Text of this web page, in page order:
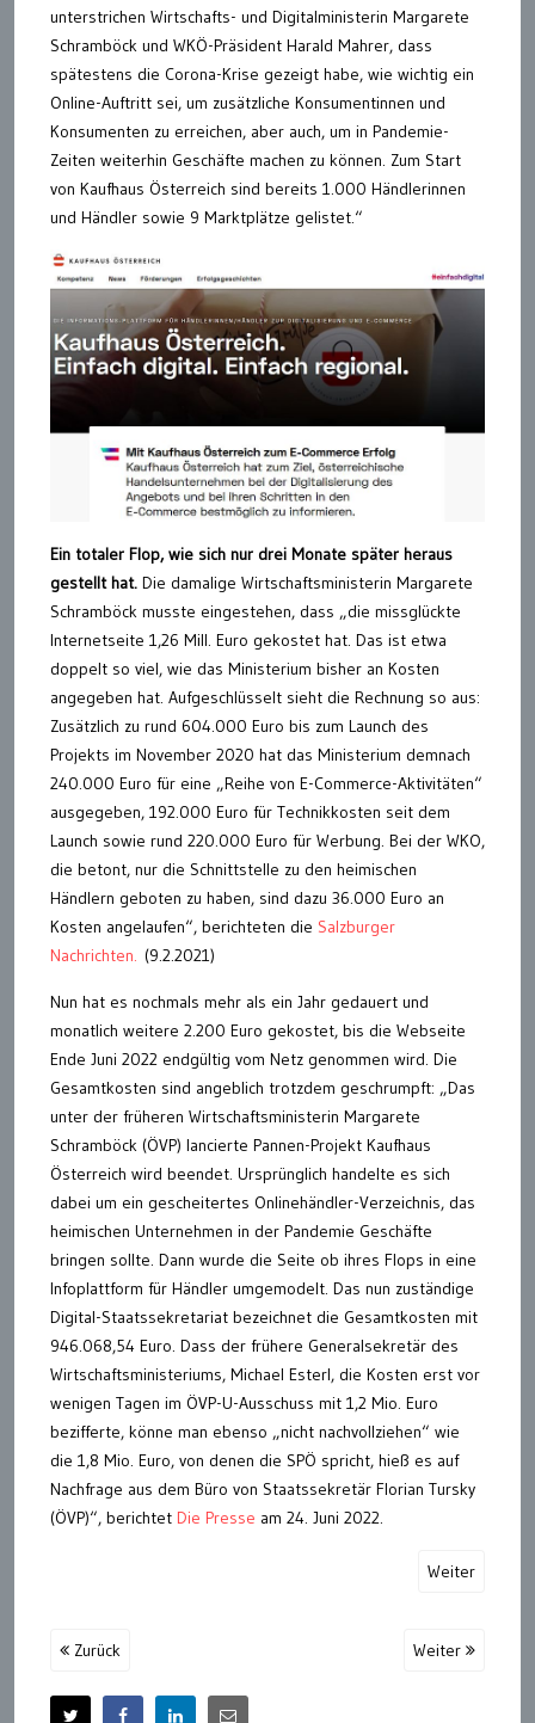
unterstrichen Wirtschafts- und Digitalministerin Margarete
Schramböck und WKÖ-Präsident Harald Mahrer, dass
spätestens die Corona-Krise gezeigt habe, wie wichtig ein
Online-Auftritt sei, um zusätzliche Konsumentinnen und
Konsumenten zu erreichen, aber auch, um in Pandemie-
Zeiten weiterhin Geschäfte machen zu können. Zum Start
von Kaufhaus Österreich sind bereits 1.000 Händlerinnen
und Händler sowie 9 Marktplätze gelistet.“
Ein totaler Flop, wie sich nur drei Monate später heraus
gestellt hat. Die damalige Wirtschaftsministerin Margarete
Schramböck musste eingestehen, dass „die missglückte
Internetseite 1,26 Mill. Euro gekostet hat. Das ist etwa
doppelt so viel, wie das Ministerium bisher an Kosten
angegeben hat. Aufgeschlüsselt sieht die Rechnung so aus:
Zusätzlich zu rund 604.000 Euro bis zum Launch des
Projekts im November 2020 hat das Ministerium demnach
240.000 Euro für eine „Reihe von E-Commerce-Aktivitäten“
ausgegeben, 192.000 Euro für Technikkosten seit dem
Launch sowie rund 220.000 Euro für Werbung. Bei der WKO,
die betont, nur die Schnittstelle zu den heimischen
Händlern geboten zu haben, sind dazu 36.000 Euro an
Kosten angelaufen“, berichteten die Salzburger
Nachrichten. (9.2.2021)
Nun hat es nochmals mehr als ein Jahr gedauert und
monatlich weitere 2.200 Euro gekostet, bis die Webseite
Ende Juni 2022 endgültig vom Netz genommen wird. Die
Gesamtkosten sind angeblich trotzdem geschrumpft: „Das
unter der früheren Wirtschaftsministerin Margarete
Schramböck (ÖVP) lancierte Pannen-Projekt Kaufhaus
Österreich wird beendet. Ursprünglich handelte es sich
dabei um ein gescheitertes Onlinehändler-Verzeichnis, das
heimischen Unternehmen in der Pandemie Geschäfte
bringen sollte. Dann wurde die Seite ob ihres Flops in eine
Infoplattform für Händler umgemodelt. Das nun zuständige
Digital-Staatssekretariat bezeichnet die Gesamtkosten mit
946.068,54 Euro. Dass der frühere Generalsekretär des
Wirtschaftsministeriums, Michael Esterl, die Kosten erst vor
wenigen Tagen im ÖVP-U-Ausschuss mit 1,2 Mio. Euro
bezifferte, könne man ebenso „nicht nachvollziehen“ wie
die 1,8 Mio. Euro, von denen die SPÖ spricht, hieß es auf
Nachfrage aus dem Büro von Staatssekretär Florian Tursky
(ÖVP)“, berichtet Die Presse am 24. Juni 2022.
Weiter
Zurück Weiter